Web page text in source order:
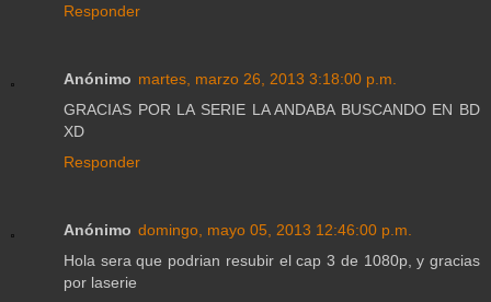
Responder
Anónimo martes, marzo 26, 2013 3:18:00 p.m.
GRACIAS POR LA SERIE LA ANDABA BUSCANDO EN BD
XD
Responder
Anónimo domingo, mayo 05, 2013 12:46:00 p.m.
Hola sera que podrian resubir el cap 3 de 1080p, y gracias
por laserie